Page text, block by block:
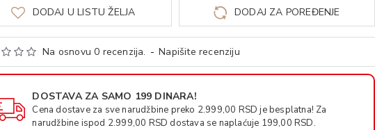
Na osnovu 0 recenzija. - Napišite recenziju
DODAJ U LISTU ŽELJA DODAJ ZA POREĐENJE
DOSTAVA ZA SAMO 199 DINARA!
Cena dostave za sve narudžbine preko 2.999,00 RSD je besplatna! Za
narudžbine ispod 2.999,00 RSD dostava se naplaćuje 199,00 RSD.